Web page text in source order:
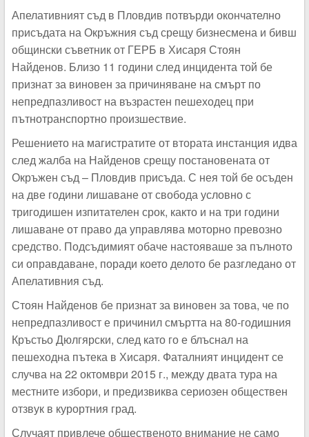
Апелативният съд в Пловдив потвърди окончателно
присъдата на Окръжния съд срещу бизнесмена и бивш
общински съветник от ГЕРБ в Хисаря Стоян
Найденов. Близо 11 години след инцидента той бе
признат за виновен за причиняване на смърт по
непредпазливост на възрастен пешеходец при
пътнотранспортно произшествие.
Решението на магистратите от втората инстанция идва
след жалба на Найденов срещу постановената от
Окръжен съд – Пловдив присъда. С нея той бе осъден
на две години лишаване от свобода условно с
тригодишен изпитателен срок, както и на три години
лишаване от право да управлява моторно превозно
средство. Подсъдимият обаче настояваше за пълното
си оправдаване, поради което делото бе разгледано от
Апелативния съд.
Стоян Найденов бе признат за виновен за това, че по
непредпазливост е причинил смъртта на 80-годишния
Кръстьо Дюлгярски, след като го е блъснал на
пешеходна пътека в Хисаря. Фаталният инцидент се
случва на 22 октомври 2015 г., между двата тура на
местните избори, и предизвиква сериозен обществен
отзвук в курортния град.
Случаят привлече общественото внимание не само